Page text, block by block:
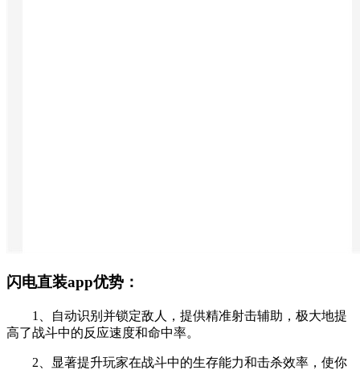
闪电直装app优势：
1、自动识别并锁定敌人，提供精准射击辅助，极大地提
高了战斗中的反应速度和命中率。
2、显著提升玩家在战斗中的生存能力和击杀效率，使你